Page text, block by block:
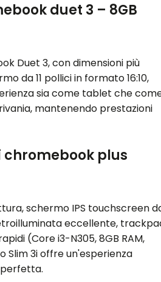
duet 3 – 8GB
Duet 3, con dimensioni più
da 11 pollici in formato 16:10,
sia come tablet che
mantenendo prestazioni
chromebook plus
schermo IPS touchscreen
eccellente,
(Core i3-N305, 8GB RAM,
Slim 3i offre un'esperienza